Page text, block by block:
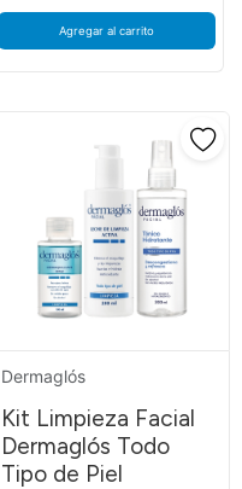
Agregar al carrito
Dermaglós
Kit Limpieza Facial
Dermaglós Todo
Tipo de Piel